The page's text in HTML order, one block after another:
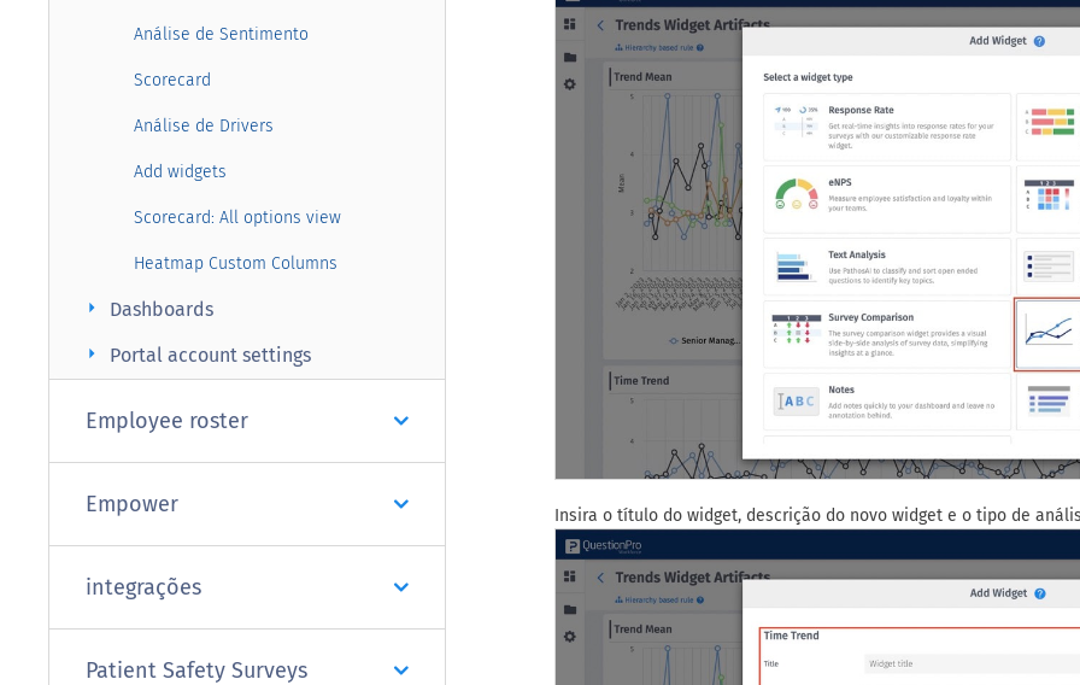
Análise de Sentimento
Scorecard
Análise de Drivers
Add widgets
Scorecard: All options view
Heatmap Custom Columns
Dashboards
arrow_right
Portal account settings
arrow_right
Employee roster
Empower
integrações
Patient Safety Surveys
Insira o título do widget, descrição do novo widget e o tipo de